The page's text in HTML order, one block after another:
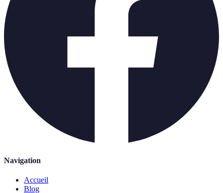
Navigation
Accueil
Blog